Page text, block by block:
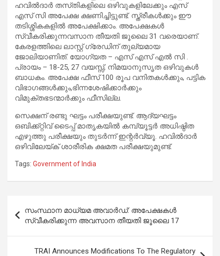
ഹവിൽദാർ തസ്‌തികളിലെ ഒഴിവുകളിലേക്കും എസ്
എസ് സി അപേക്ഷ ക്ഷണിച്ചിട്ടുണ്ട്. സ്ത്രീകൾക്കും ഈ
തടിശ്ശികകളിൽ അപേക്ഷിക്കാം. അപേക്ഷകൾ
സ്വീകരിക്കുന്നവസാന തീയതി ജൂലൈ 31 വരെയാണ്.
കേരളത്തിലെ ലാസ്റ്റ് ഗ്രേഡിന് തുല്യമായ
ജോലിയാണിത്. യോഗ്യത – എസ് എസ് എൽ സി .
പ്രായം – 18-25, 27 വയസ്സ്, നിമയാനുസൃത ഒഴിവുകൾ
ബാധകം. അപേക്ഷ ഫീസ് 100 രൂപ വനിതകൾക്കും, പട്ടിക
വിഭാഗങ്ങൾക്കും,ഭിന്നശേഷിക്കാർക്കും
വിമുക്തഭടന്മാർക്കും ഫീസില്ല.
സെക്ഷന് രണ്ടു ഘട്ടം പരീക്ഷയുണ്ട്. ആദ്യഘട്ടം
ഒബിക്ക്റ്റിവ് ടൈപ്പ് മാതൃകയിൽ കമ്പ്യൂട്ടർ അധിഷ്ഠിത
എഴുത്തു പരീക്ഷയും തുടർന്ന് ഇന്റർവ്യൂ. ഹവിൽദാർ
ഒഴിവിലേയ്ക് ശാരീരിക ക്ഷമത പരീക്ഷയുമുണ്ട്.
Tags: Government of India
navigation
സംസ്ഥാന മാധ്യമ അവാര്‍ഡ്: അപേക്ഷകൾ
സ്വീകരിക്കുന്ന അവസാന തീയതി ജൂലൈ 17
TRAI Announces Modifications To The Regulatory